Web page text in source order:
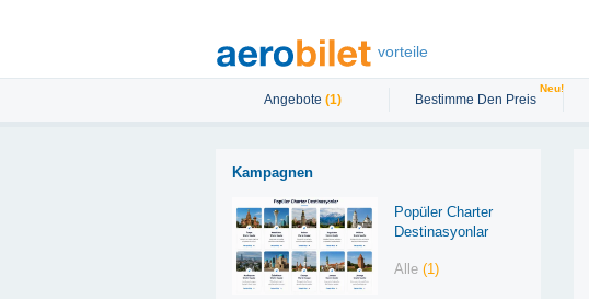
vorteile
Angebote (1) Bestimme Den Preis
Neu!
Kampagnen
Popüler Charter
Destinasyonlar
Alle(1)